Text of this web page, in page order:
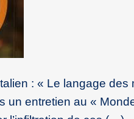
: « Le langage des
un entretien au «